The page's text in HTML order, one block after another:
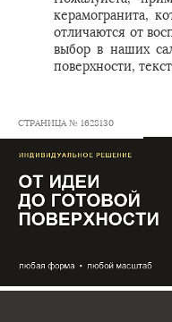
керамогранита,
отличаются от
выбор в наших
поверхности,
СТРАНИЦА № 1628130